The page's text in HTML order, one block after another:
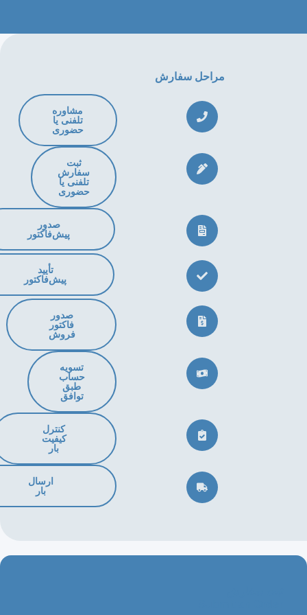
مراحل سفارش
مشاوره
تلفنی یا
حضوری
ثبت
سفارش
تلفنی یا
حضوری
پیش‌فاکتور
پیش‌فاکتور
تسویه
حساب
طبق
توافق